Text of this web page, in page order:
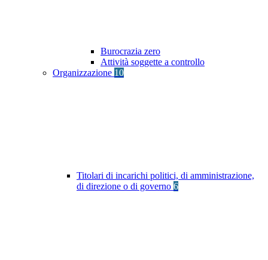
Burocrazia zero
Attività soggette a controllo
Organizzazione 10
Titolari di incarichi politici, di amministrazione,
di direzione o di governo 6